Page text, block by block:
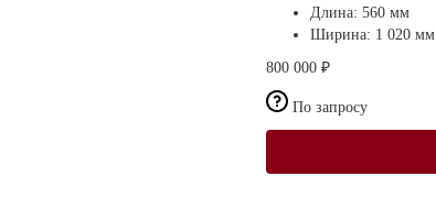
Длина: 560 мм
Ширина: 1 020 мм
800 000 ₽
По запросу